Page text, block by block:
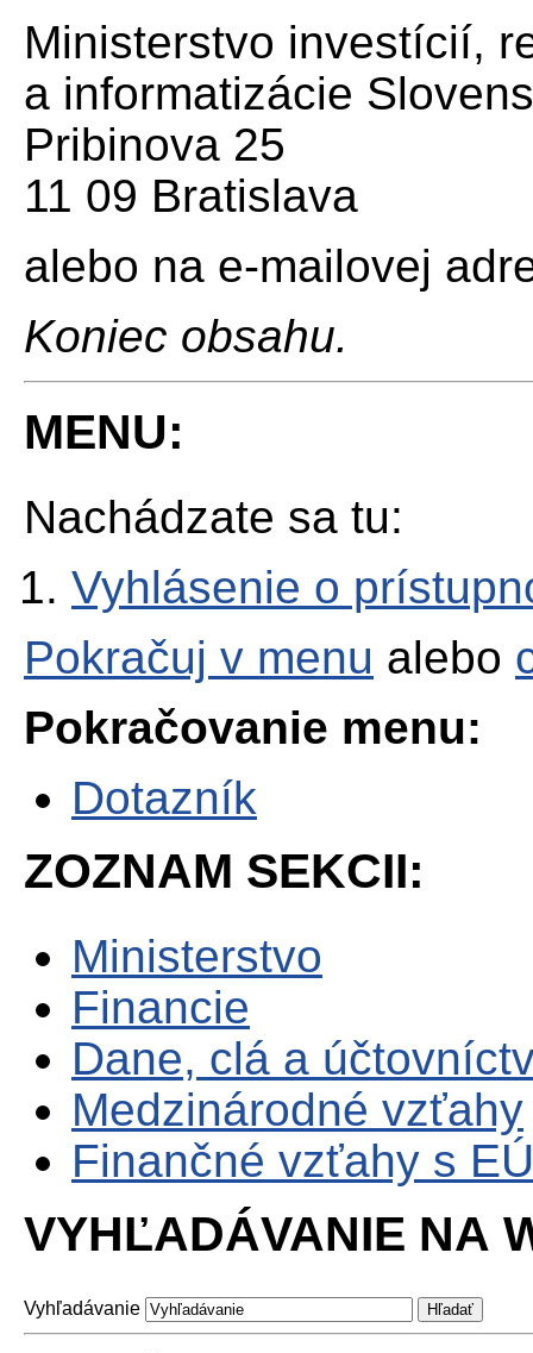
Ministerstvo investícií,
a informatizácie
Pribinova 25
11 09 Bratislava
alebo na e-mailovej
Koniec obsahu.
MENU:
Nachádzate sa tu:
Vyhlásenie o
Pokračuj v menu alebo
Pokračovanie menu:
Dotazník
ZOZNAM SEKCII:
Ministerstvo
Financie
Dane, clá a
Medzinárodné vzťahy
Finančné vzťahy s EÚ
VYHĽADÁVANIE NA
Vyhľadávanie